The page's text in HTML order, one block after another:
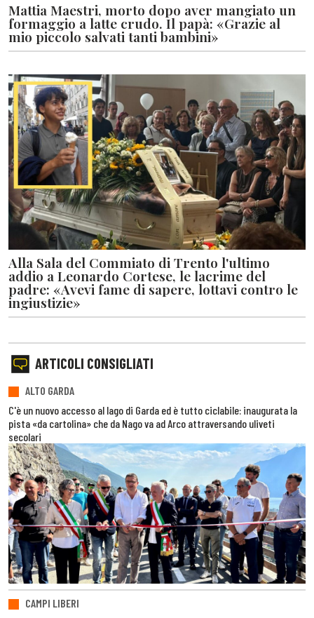
Mattia Maestri, morto dopo aver mangiato un
formaggio a latte crudo. Il papà: «Grazie al
mio piccolo salvati tanti bambini»
Alla Sala del Commiato di Trento l'ultimo
addio a Leonardo Cortese, le lacrime del
padre: «Avevi fame di sapere, lottavi contro le
ingiustizie»
ARTICOLI CONSIGLIATI
ALTO GARDA
C'è un nuovo accesso al lago di Garda ed è tutto ciclabile: inaugurata la
pista «da cartolina» che da Nago va ad Arco attraversando uliveti
secolari
CAMPI LIBERI